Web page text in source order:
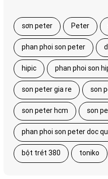
sơn peter Peter
phan phoi son peter
hipic phan phoi son
son peter gia re son
son peter hcm son
phan phoi son peter doc
bột trét 380 toniko